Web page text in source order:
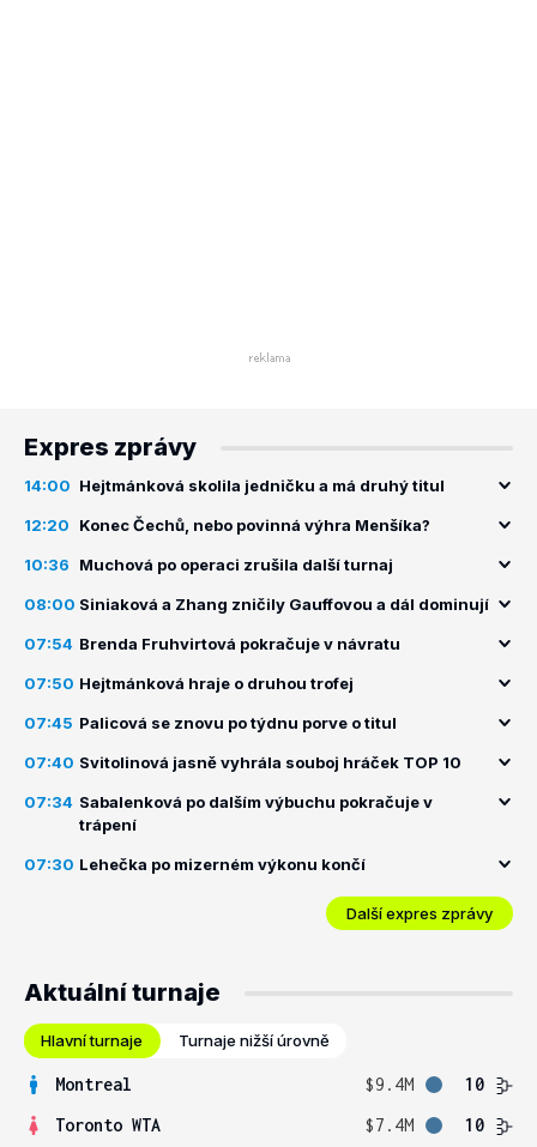
Expres zprávy
14:00 Hejtmánková skolila jedničku a má druhý titul
12:20 Konec Čechů, nebo povinná výhra Menšíka?
10:36 Muchová po operaci zrušila další turnaj
08:00 Siniaková a Zhang zničily Gauffovou a dál dominují
07:54 Brenda Fruhvirtová pokračuje v návratu
07:50 Hejtmánková hraje o druhou trofej
07:45 Palicová se znovu po týdnu porve o titul
07:40 Svitolinová jasně vyhrála souboj hráček TOP 10
07:34 Sabalenková po dalším výbuchu pokračuje v
trápení
07:30 Lehečka po mizerném výkonu končí
Další expres zprávy
Aktuální turnaje
Hlavní turnaje Turnaje nižší úrovně
Montreal $9.4M
10
Toronto WTA
$7.4M 10